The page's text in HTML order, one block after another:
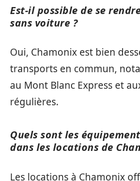
Est-il possible de se
sans voiture ?
Oui, Chamonix est bien
transports en commun,
au Mont Blanc Express et
régulières.
Quels sont les
dans les locations de
Les locations à Chamonix